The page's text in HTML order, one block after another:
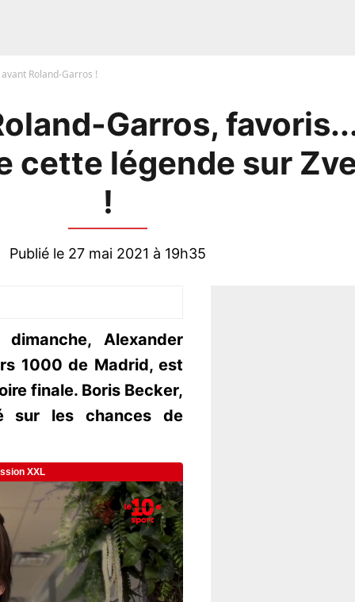
Roland-Garros !
Garros,
cette légende sur
!
Publié le 27 mai 2021 à 19h35
Alexander
1000 de Madrid, est
finale. Boris Becker,
sur les chances de